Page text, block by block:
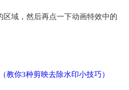
域，然后再点一下动画特效中的